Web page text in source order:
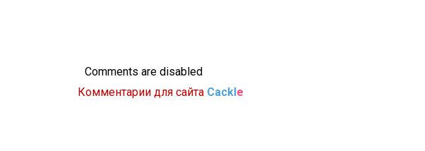
Comments are disabled
Комментарии для сайта Cackle